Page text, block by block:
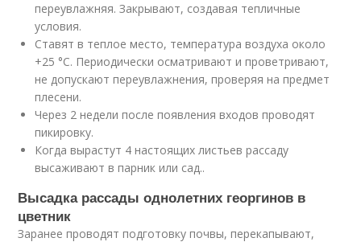
переувлажняя. Закрывают, создавая тепличные
условия.
Ставят в теплое место, температура воздуха около
+25 °C. Периодически осматривают и проветривают,
не допускают переувлажнения, проверяя на предмет
плесени.
Через 2 недели после появления входов проводят
пикировку.
Когда вырастут 4 настоящих листьев рассаду
высаживают в парник или сад..
Высадка рассады однолетних георгинов в
цветник
Заранее проводят подготовку почвы, перекапывают,